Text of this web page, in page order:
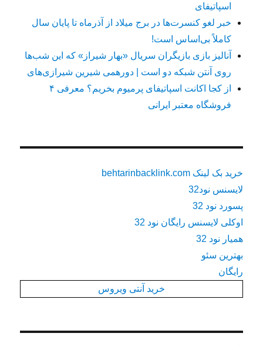
اسپاتیفای
خبر لغو کنسرت‌ها در برج میلاد از آذرماه تا پایان سال
کاملاً بی‌اساس است!
آنالیز بازی بازیگران سریال «بهار شیراز» که این شب‌ها
روی آنتن شبکه دو است | دورهمی شیرین شیرازی‌های
از کجا اکانت اسپاتیفای پرمیوم بخریم؟ معرفی ۴
فروشگاه معتبر ایرانی
خرید بک لینک behtarinbacklink.com
لایسنس نود32
پسورد نود 32
اوکلی لایسنس رایگان نود 32
همیار نود 32
بهترین سئو
رایگان
خرید آنتی ویروس